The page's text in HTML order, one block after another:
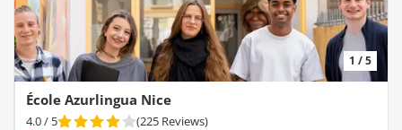
1 / 5
École Azurlingua Nice
4.0/ 5 (225 Reviews)